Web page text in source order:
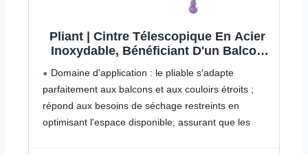
Pliant | Cintre Télescopique En Acier
Inoxydable, Bénéficiant D'un Balcon
Salon
Domaine d'application : le pliable s'adapte
parfaitement aux balcons et aux couloirs étroits ;
répond aux besoins de séchage restreints en
optimisant l'espace disponible, assurant que les